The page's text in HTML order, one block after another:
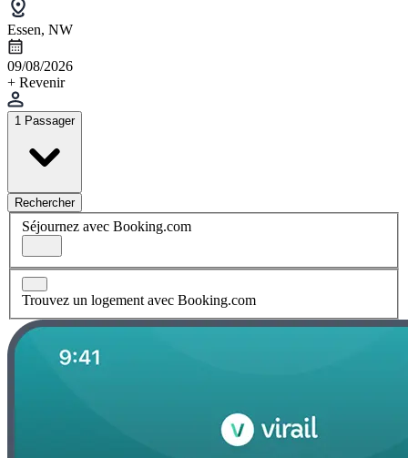
Essen, NW
09/08/2026
+ Revenir
1 Passager
Rechercher
Séjournez avec Booking.com
Trouvez un logement avec Booking.com